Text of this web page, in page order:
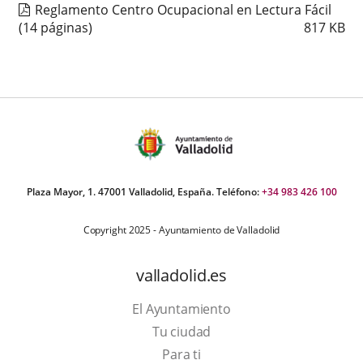
Reglamento Centro Ocupacional en Lectura Fácil
817 KB
(14 páginas)
Plaza Mayor, 1. 47001 Valladolid, España. Teléfono:+34 983 426 100
Copyright 2025 - Ayuntamiento de Valladolid
valladolid.es
El Ayuntamiento
Tu ciudad
Para ti